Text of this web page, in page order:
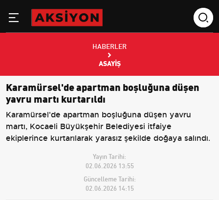
HABERLER
ASAYIŞ
Karamürsel'de apartman boşluğuna düşen
yavru martı kurtarıldı
Karamürsel'de apartman boşluğuna düşen yavru
martı, Kocaeli Büyükşehir Belediyesi itfaiye
ekiplerince kurtarılarak yarasız şekilde doğaya salındı.
Yayın Tarihi:
02.06.2026 13:55
Güncelleme Tarihi:
02.06.2026 14:15